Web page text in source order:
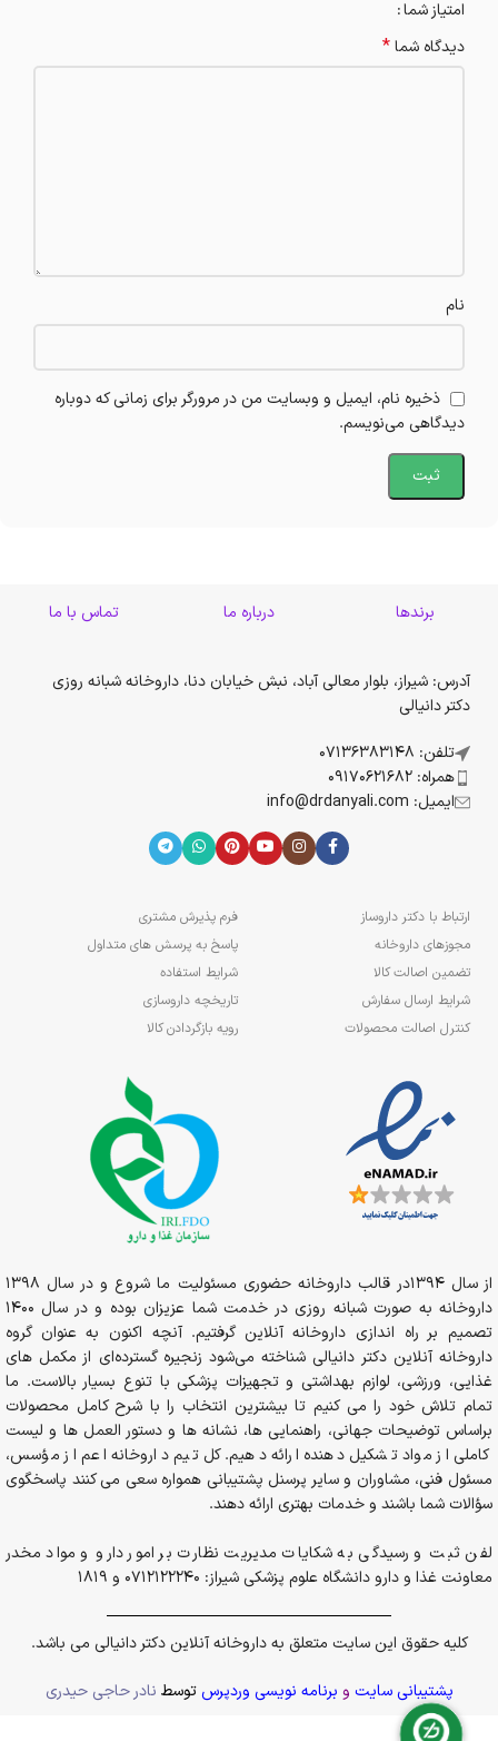
امتیاز شما
دیدگاه شما*
نام
ذخیره نام، ایمیل و وبسایت من در مرورگر برای زمانی که دوباره
دیدگاهی می‌نویسم.
برندها درباره ما تماس با ما
آدرس: شیراز، بلوار معالی آباد، نبش خیابان دنا، داروخانه شبانه روزی
دکتر دانیالی
تلفن: 07136383148
همراه: 09170621682
ایمیل: info@drdanyali.com
ارتباط با دکتر داروساز
مجوزهای داروخانه
تضمین اصالت کالا
شرایط ارسال سفارش
کنترل اصالت محصولات
فرم پذیرش مشتری
پاسخ به پرسش های متداول
شرایط استفاده
تاریخچه داروسازی
رویه بازگردادن کالا
از سال 1394در قالب داروخانه حضوری مسئولیت ما شروع و در سال 1398
داروخانه به صورت شبانه روزی در خدمت شما عزیزان بوده و در سال 1400
تصمیم بر راه اندازی داروخانه آنلاین گرفتیم. آنچه اکنون به عنوان گروه
داروخانه آنلاین دکتر دانیالی شناخته می‌شود زنجیره گسترده‌ای از مکمل های
غذایی، ورزشی، لوازم بهداشتی و تجهیزات پزشکی با تنوع بسیار بالاست. ما
تمام تلاش خود را می کنیم تا بیشترین انتخاب را با شرح کامل محصولات
براساس توضیحات جهانی، راهنمایی ها، نشانه ها و دستور العمل ها و لیست
کاملی از مواد تشکیل دهنده ارائه دهیم. کل تیم داروخانه اعم از مؤسس،
مسئول فنی، مشاوران و سایر پرسنل پشتیبانی همواره سعی می کنند پاسخگوی
سؤالات شما باشند و خدمات بهتری ارائه دهند.
لفن ثبت و رسیدگی به شکایات مدیریت نظارت بر امور دارو و مواد مخدر
معاونت غذا و دارو دانشگاه علوم پزشکی شیراز: 0712122240 و 1819
کلیه حقوق این سایت متعلق به داروخانه آنلاین دکتر دانیالی می باشد.
پشتیبانی سایت و برنامه نویسی وردپرس توسط نادر حاجی حیدری